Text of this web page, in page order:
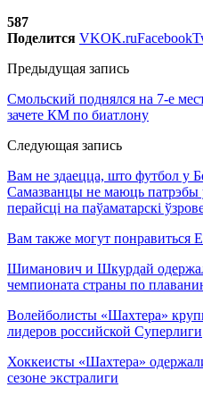
587
Поделится VKOK.ruFacebook
Предыдущая запись
Смольский поднялся на 7-е
зачете КМ по биатлону
Следующая запись
Вам не здаецца, што футбол у
Самазванцы не маюць патрэбы
перайсці на паўаматарскі
Вам также могут понравиться
Шиманович и Шкурдай
чемпионата страны по
Волейболисты «Шахтера»
лидеров российской Суперлиги
Хоккеисты «Шахтера»
сезоне экстралиги